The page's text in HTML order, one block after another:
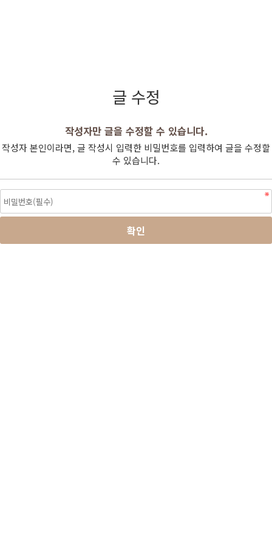
글 수정
작성자만 글을 수정할 수 있습니다.
작성자 본인이라면, 글 작성시 입력한 비밀번호를 입력하여 글을 수정할
수 있습니다.